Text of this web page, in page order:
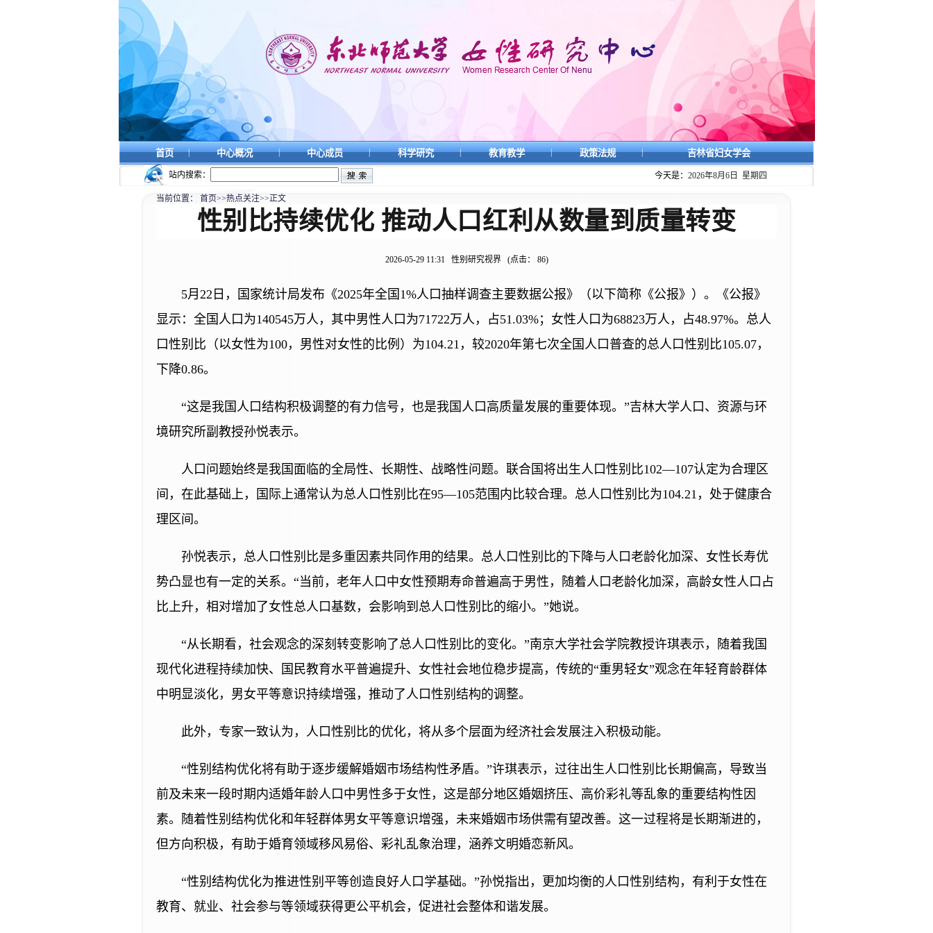
首页 | 中心概况 | 中心成员 | 科学研究 | 教育教学 | 政策法规 | 吉林省妇女学会
站内搜索： 今天是： 2026年8月6日 星期四
当前位置： 首页>>热点关注>>正文
性别比持续优化 推动人口红利从数量到质量转变
2026-05-29 11:31 性别研究视界 (点击： 86)
5月22日，国家统计局发布《2025年全国1%人口抽样调查主要数据公报》（以下简称《公报》）。《公报》
显示：全国人口为140545万人，其中男性人口为71722万人，占51.03%；女性人口为68823万人，占48.97%。总人
口性别比（以女性为100，男性对女性的比例）为104.21，较2020年第七次全国人口普查的总人口性别比105.07，
下降0.86。
“这是我国人口结构积极调整的有力信号，也是我国人口高质量发展的重要体现。”吉林大学人口、资源与环
境研究所副教授孙悦表示。
人口问题始终是我国面临的全局性、长期性、战略性问题。联合国将出生人口性别比102—107认定为合理区
间，在此基础上，国际上通常认为总人口性别比在95—105范围内比较合理。总人口性别比为104.21，处于健康合
理区间。
孙悦表示，总人口性别比是多重因素共同作用的结果。总人口性别比的下降与人口老龄化加深、女性长寿优
势凸显也有一定的关系。“当前，老年人口中女性预期寿命普遍高于男性，随着人口老龄化加深，高龄女性人口占
比上升，相对增加了女性总人口基数，会影响到总人口性别比的缩小。”她说。
“从长期看，社会观念的深刻转变影响了总人口性别比的变化。”南京大学社会学院教授许琪表示，随着我国
现代化进程持续加快、国民教育水平普遍提升、女性社会地位稳步提高，传统的“重男轻女”观念在年轻育龄群体
中明显淡化，男女平等意识持续增强，推动了人口性别结构的调整。
此外，专家一致认为，人口性别比的优化，将从多个层面为经济社会发展注入积极动能。
“性别结构优化将有助于逐步缓解婚姻市场结构性矛盾。”许琪表示，过往出生人口性别比长期偏高，导致当
前及未来一段时期内适婚年龄人口中男性多于女性，这是部分地区婚姻挤压、高价彩礼等乱象的重要结构性因
素。随着性别结构优化和年轻群体男女平等意识增强，未来婚姻市场供需有望改善。这一过程将是长期渐进的，
但方向积极，有助于婚育领域移风易俗、彩礼乱象治理，涵养文明婚恋新风。
“性别结构优化为推进性别平等创造良好人口学基础。”孙悦指出，更加均衡的人口性别结构，有利于女性在
教育、就业、社会参与等领域获得更公平机会，促进社会整体和谐发展。